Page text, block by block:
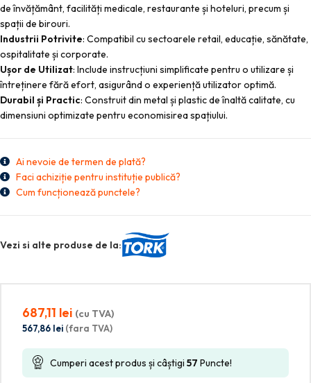
de învățământ, facilități medicale, restaurante și hoteluri, precum și
spații de birouri.
Industrii Potrivite: Compatibil cu sectoarele retail, educație, sănătate,
ospitalitate și corporate.
Ușor de Utilizat: Include instrucțiuni simplificate pentru o utilizare și
întreținere fără efort, asigurând o experiență utilizator optimă.
Durabil și Practic: Construit din metal și plastic de înaltă calitate, cu
dimensiuni optimizate pentru economisirea spațiului.
Ai nevoie de termen de plată?
Faci achiziție pentru instituție publică?
Cum funcționează punctele?
Vezi si alte produse de la:
687,11 lei (cu TVA)
567,86 lei (fara TVA)
Cumperi acest produs și câștigi 57 Puncte!